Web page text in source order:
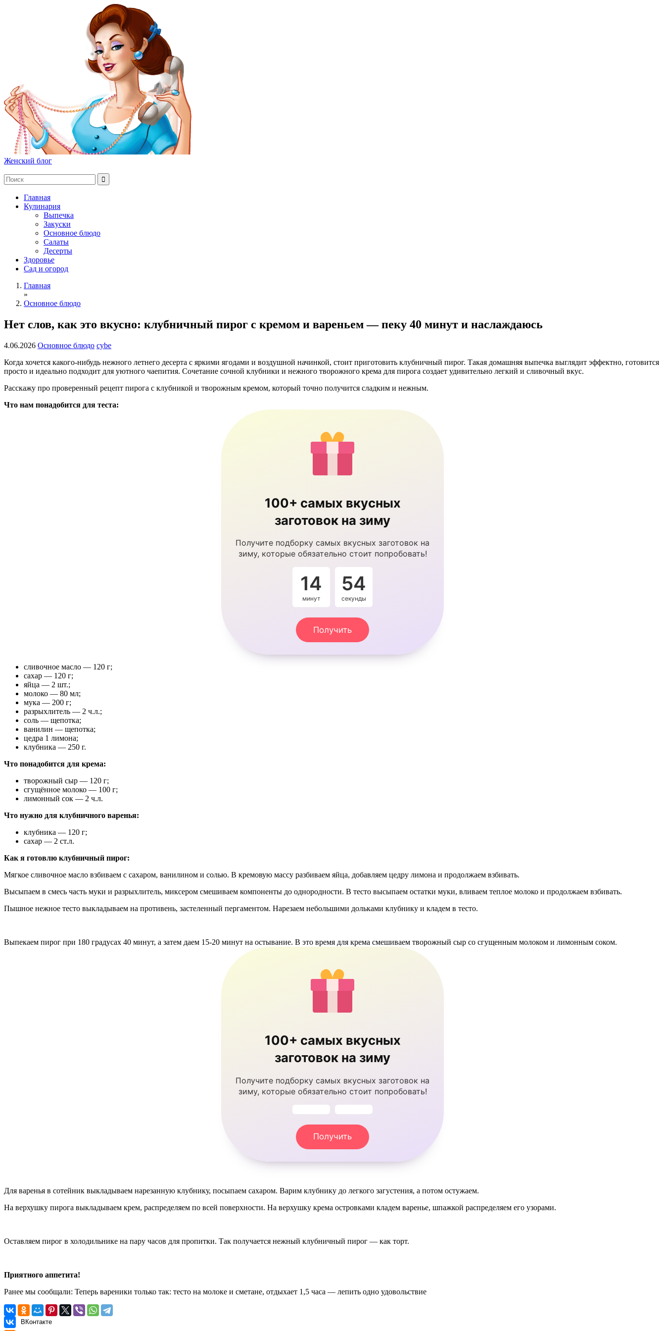
Женский блог
Главная
Кулинария
Выпечка
Закуски
Основное блюдо
Салаты
Десерты
Здоровье
Сад и огород
Главная
»
Основное блюдо
Нет слов, как это вкусно: клубничный пирог с кремом и вареньем — пеку 40 минут и наслаждаюсь
4.06.2026 Основное блюдо cybe
Когда хочется какого-нибудь нежного летнего десерта с яркими ягодами и воздушной начинкой, стоит приготовить клубничный пирог. Такая домашняя выпечка выглядит эффектно, готовится
просто и идеально подходит для уютного чаепития. Сочетание сочной клубники и нежного творожного крема для пирога создает удивительно легкий и сливочный вкус.
Расскажу про проверенный рецепт пирога с клубникой и творожным кремом, который точно получится сладким и нежным.
Что нам понадобится для теста:
100+ самых вкусных
заготовок на зиму
Получите подборку самых вкусных заготовок на
зиму, которые обязательно стоит попробовать!
14
минут
53
секунды
Получить
сливочное масло — 120 г;
сахар — 120 г;
яйца — 2 шт.;
молоко — 80 мл;
мука — 200 г;
разрыхлитель — 2 ч.л.;
соль — щепотка;
ванилин — щепотка;
цедра 1 лимона;
клубника — 250 г.
Что понадобится для крема:
творожный сыр — 120 г;
сгущённое молоко — 100 г;
лимонный сок — 2 ч.л.
Что нужно для клубничного варенья:
клубника — 120 г;
сахар — 2 ст.л.
Как я готовлю клубничный пирог:
Мягкое сливочное масло взбиваем с сахаром, ванилином и солью. В кремовую массу разбиваем яйца, добавляем цедру лимона и продолжаем взбивать.
Высыпаем в смесь часть муки и разрыхлитель, миксером смешиваем компоненты до однородности. В тесто высыпаем остатки муки, вливаем теплое молоко и продолжаем взбивать.
Пышное нежное тесто выкладываем на противень, застеленный пергаментом. Нарезаем небольшими дольками клубнику и кладем в тесто.
Выпекаем пирог при 180 градусах 40 минут, а затем даем 15-20 минут на остывание. В это время для крема смешиваем творожный сыр со сгущенным молоком и лимонным соком.
100+ самых вкусных
заготовок на зиму
Получите подборку самых вкусных заготовок на
зиму, которые обязательно стоит попробовать!
Получить
Для варенья в сотейник выкладываем нарезанную клубнику, посыпаем сахаром. Варим клубнику до легкого загустения, а потом остужаем.
На верхушку пирога выкладываем крем, распределяем по всей поверхности. На верхушку крема островками кладем варенье, шпажкой распределяем его узорами.
Оставляем пирог в холодильнике на пару часов для пропитки. Так получается нежный клубничный пирог — как торт.
Приятного аппетита!
Ранее мы сообщали: Теперь вареники только так: тесто на молоке и сметане, отдыхает 1,5 часа — лепить одно удовольствие
ВКонтакте